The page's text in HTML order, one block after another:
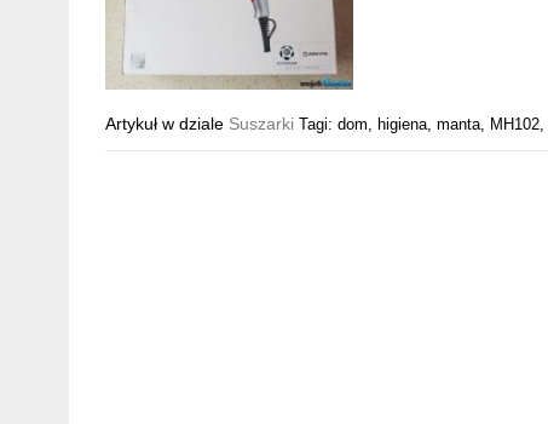
Artykuł w dziale Suszarki Tagi: dom higiena manta MH102